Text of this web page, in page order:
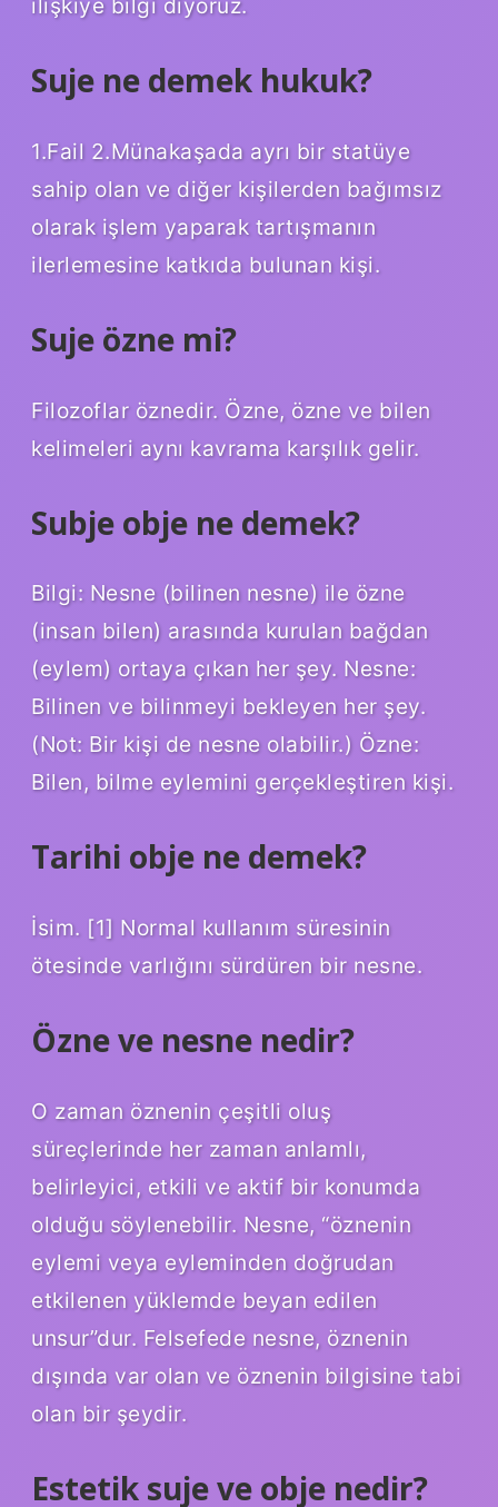
ilişkiye bilgi diyoruz.
Suje ne demek hukuk?
1.Fail 2.Münakaşada ayrı bir statüye
sahip olan ve diğer kişilerden bağımsız
olarak işlem yaparak tartışmanın
ilerlemesine katkıda bulunan kişi.
Suje özne mi?
Filozoflar öznedir. Özne, özne ve bilen
kelimeleri aynı kavrama karşılık gelir.
Subje obje ne demek?
Bilgi: Nesne (bilinen nesne) ile özne
(insan bilen) arasında kurulan bağdan
(eylem) ortaya çıkan her şey. Nesne:
Bilinen ve bilinmeyi bekleyen her şey.
(Not: Bir kişi de nesne olabilir.) Özne:
Bilen, bilme eylemini gerçekleştiren kişi.
Tarihi obje ne demek?
İsim. [1] Normal kullanım süresinin
ötesinde varlığını sürdüren bir nesne.
Özne ve nesne nedir?
O zaman öznenin çeşitli oluş
süreçlerinde her zaman anlamlı,
belirleyici, etkili ve aktif bir konumda
olduğu söylenebilir. Nesne, “öznenin
eylemi veya eyleminden doğrudan
etkilenen yüklemde beyan edilen
unsur”dur. Felsefede nesne, öznenin
dışında var olan ve öznenin bilgisine tabi
olan bir şeydir.
Estetik suje ve obje nedir?